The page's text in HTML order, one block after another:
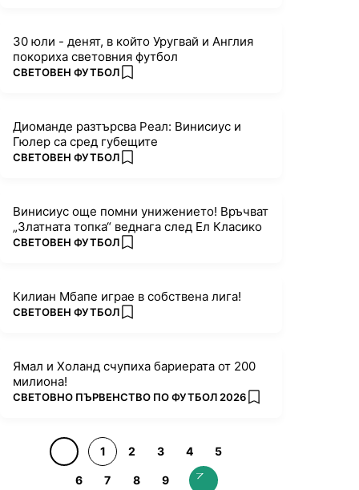
30 юли - денят, в който Уругвай и Англия
покориха световния футбол
ПОВЕЧЕ ОТ
СВЕТОВЕН ФУТБОЛ add favorites
Диоманде разтърсва Реал: Винисиус и
Гюлер са сред губещите
ПОВЕЧЕ ОТ
СВЕТОВЕН ФУТБОЛ add favorites
Винисиус още помни унижението! Връчват
„Златната топка“ веднага след Ел Класико
ПОВЕЧЕ ОТ
СВЕТОВЕН ФУТБОЛ add favorites
Килиан Мбапе играе в собствена лига!
ПОВЕЧЕ ОТ
СВЕТОВЕН ФУТБОЛ add favorites
Ямал и Холанд счупиха бариерата от 200
милиона!
ПОВЕЧЕ ОТ
СВЕТОВНО ПЪРВЕНСТВО ПО ФУТБОЛ 2026 add favorites
1 2 3 4 5
6 7 8 9